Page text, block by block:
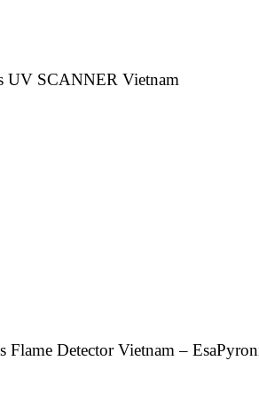
UV SCANNER Vietnam
Flame Detector Vietnam –